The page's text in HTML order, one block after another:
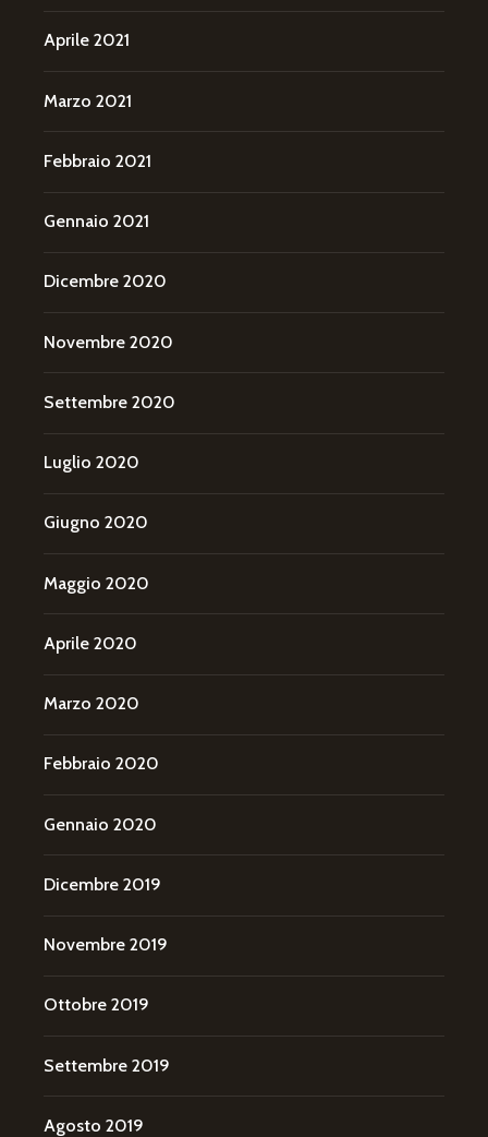
Aprile 2021
Marzo 2021
Febbraio 2021
Gennaio 2021
Dicembre 2020
Novembre 2020
Settembre 2020
Luglio 2020
Giugno 2020
Maggio 2020
Aprile 2020
Marzo 2020
Febbraio 2020
Gennaio 2020
Dicembre 2019
Novembre 2019
Ottobre 2019
Settembre 2019
Agosto 2019